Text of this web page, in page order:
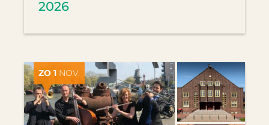
2026
ZO 1 NOV.